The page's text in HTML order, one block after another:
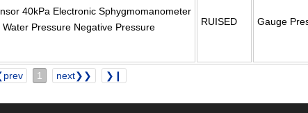
40kPa Electronic Sphygmomanometer
Pressure Negative Pressure
RUISED Gauge
1 next❯❯ ❯❙